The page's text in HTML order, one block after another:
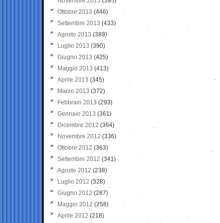
Ottobre 2013 (446)
Settembre 2013 (433)
Agosto 2013 (389)
Luglio 2013 (390)
Giugno 2013 (425)
Maggio 2013 (413)
Aprile 2013 (345)
Marzo 2013 (372)
Febbraio 2013 (293)
Gennaio 2013 (361)
Dicembre 2012 (364)
Novembre 2012 (336)
Ottobre 2012 (363)
Settembre 2012 (341)
Agosto 2012 (238)
Luglio 2012 (328)
Giugno 2012 (287)
Maggio 2012 (258)
Aprile 2012 (218)